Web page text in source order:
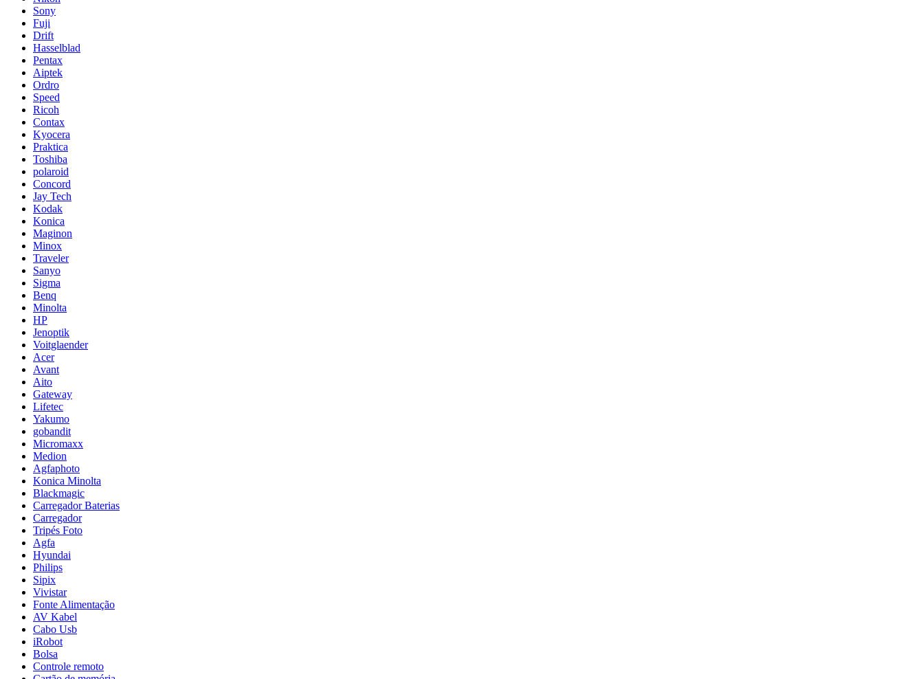
Sony
Fuji
Drift
Hasselblad
Pentax
Aiptek
Ordro
Speed
Ricoh
Contax
Kyocera
Praktica
Toshiba
polaroid
Concord
Jay Tech
Kodak
Konica
Maginon
Minox
Traveler
Sanyo
Sigma
Benq
Minolta
HP
Jenoptik
Voitglaender
Acer
Avant
Aito
Gateway
Lifetec
Yakumo
gobandit
Micromaxx
Medion
Agfaphoto
Konica Minolta
Blackmagic
Carregador Baterias
Carregador
Tripés Foto
Agfa
Hyundai
Philips
Sipix
Vivistar
Fonte Alimentação
AV Kabel
Cabo Usb
iRobot
Bolsa
Controle remoto